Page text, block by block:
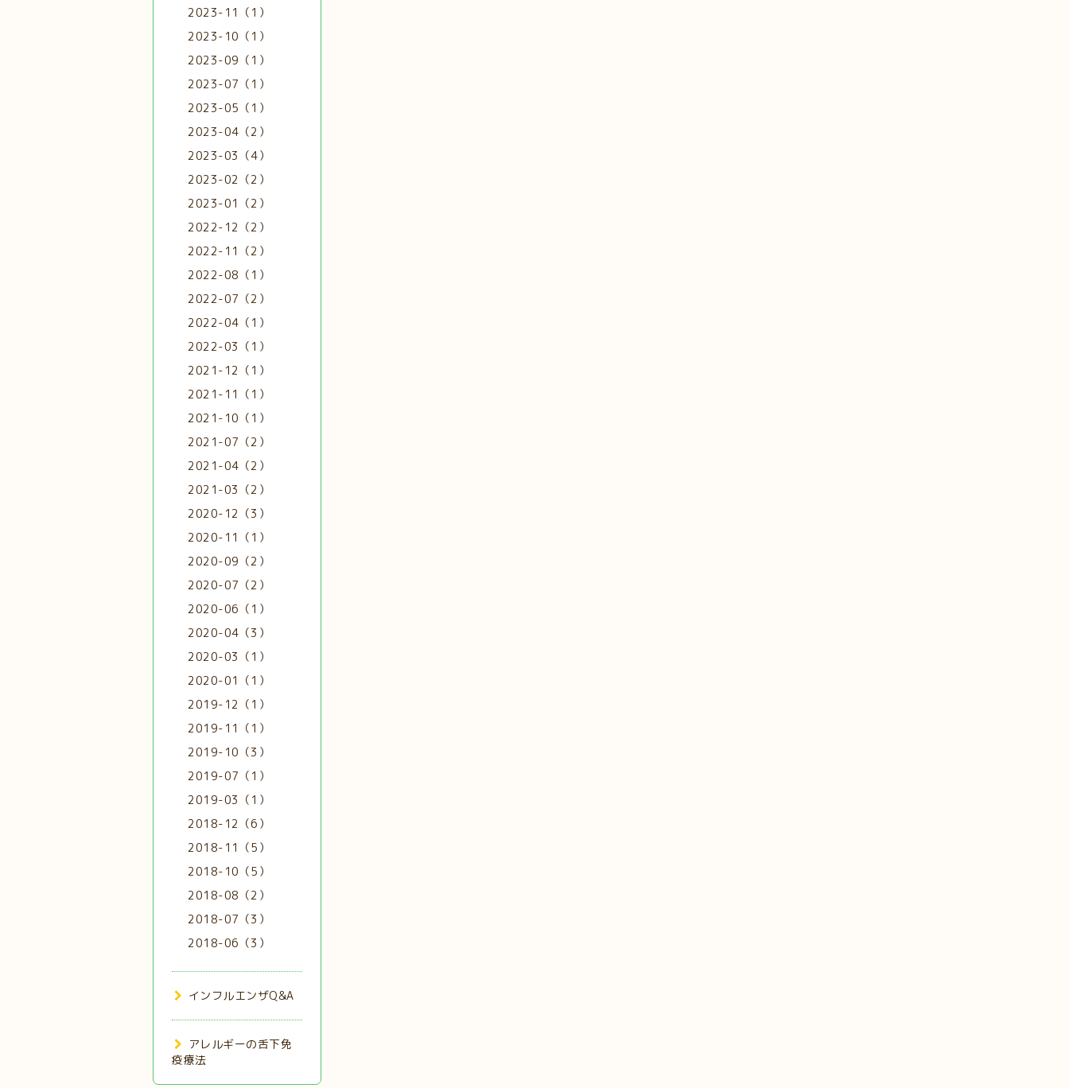
2023-11（1）
2023-10（1）
2023-09（1）
2023-07（1）
2023-05（1）
2023-04（2）
2023-03（4）
2023-02（2）
2023-01（2）
2022-12（2）
2022-11（2）
2022-08（1）
2022-07（2）
2022-04（1）
2022-03（1）
2021-12（1）
2021-11（1）
2021-10（1）
2021-07（2）
2021-04（2）
2021-03（2）
2020-12（3）
2020-11（1）
2020-09（2）
2020-07（2）
2020-06（1）
2020-04（3）
2020-03（1）
2020-01（1）
2019-12（1）
2019-11（1）
2019-10（3）
2019-07（1）
2019-03（1）
2018-12（6）
2018-11（5）
2018-10（5）
2018-08（2）
2018-07（3）
2018-06（3）
インフルエンザQ&A
アレルギーの舌下免
疫療法